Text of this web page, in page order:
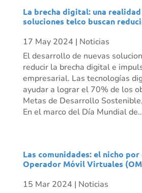
La brecha digital: una
soluciones telco buscan
17 May 2024 | Noticias
El desarrollo de nuevas
reducir la brecha digital e
empresarial. Las tecnologías
ayudar a lograr el 70% de los
Metas de Desarrollo
En el marco del Día Mundial
Las comunidades: el nicho
Operador Móvil Virtuales
15 Mar 2024 | Noticias